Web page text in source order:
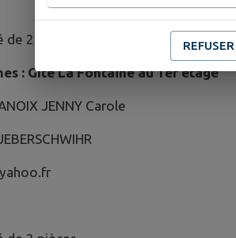
2 pièces
: Gîte La Fontaine au 1er étage
JENNY Carole
REFUSER